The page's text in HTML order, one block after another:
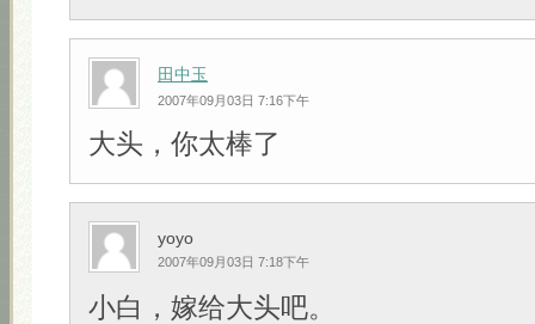
田中玉
2007年09月03日 7:16下午
大头，你太棒了
yoyo
2007年09月03日 7:18下午
小白，嫁给大头吧。